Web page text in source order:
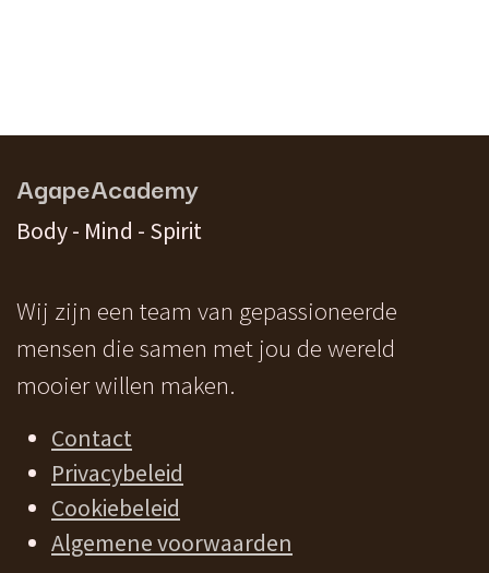
AgapeAcademy
Body - Mind - Spirit
Wij zijn een team van gepassioneerde
mensen die samen met jou de wereld
mooier willen maken.
Contact
Privacybeleid
Cookiebeleid
Algemene voorwaarden